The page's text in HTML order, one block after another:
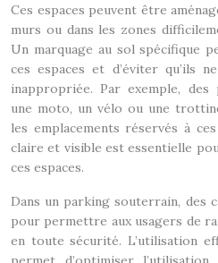
Ces espaces peuvent être
murs ou dans les zones
Un marquage au sol spécifique
ces espaces et d’éviter qu’ils
inappropriée. Par exemple, des
une moto, un vélo ou une
les emplacements réservés à
claire et visible est essentielle
ces espaces.
Dans un parking souterrain, des
pour permettre aux usagers de
en toute sécurité. L’utilisation